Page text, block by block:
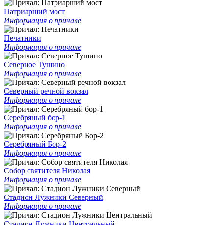
Патриарший мост
Информация о причале
Печатники
Информация о причале
Северное Тушино
Информация о причале
Северный речной вокзал
Информация о причале
Серебряный бор-1
Информация о причале
Серебряный Бор-2
Информация о причале
Собор святителя Николая
Информация о причале
Стадион Лужники Северный
Информация о причале